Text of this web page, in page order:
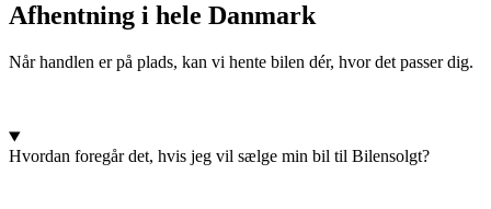
Afhentning i hele Danmark
Når handlen er på plads, kan vi hente bilen dér, hvor det passer dig.
Hvordan foregår det, hvis jeg vil sælge min bil til Bilensolgt?